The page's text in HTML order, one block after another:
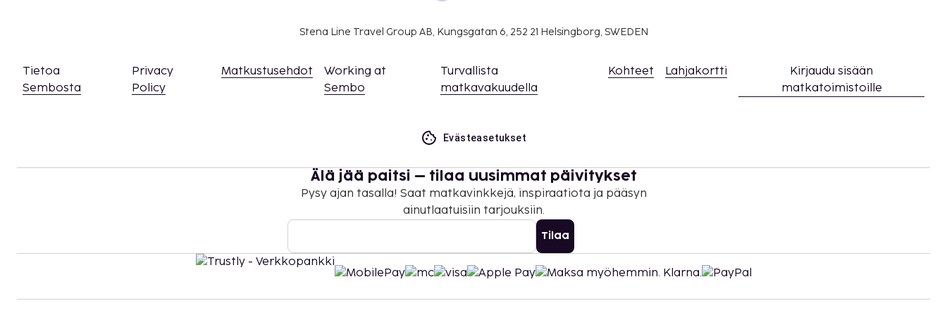
tuomioistuimen lupa. Henkilöiden, jotka aikovat matkustaa lapsen
matkaa saadakseen lisäohjeita.
Yksi korkeintaan 5 vuotta vanha lapsi voi majoittua ilmaiseksi, kun hän
käyttää vanhemman tai huoltajan huoneessa olevia sänkyjä.
Stena Line Travel Group AB, Kungsgatan 6, 252 21 Helsingborg, SWEDEN
Tietoa
Sembosta
Privacy
Policy
Matkustusehdot
Working at
Sembo
Turvallista
matkavakuudella
Kohteet Lahjakortti
Kirjaudu sisään
matkatoimistoille
Evästeasetukset
Älä jää paitsi – tilaa uusimmat päivitykset
Pysy ajan tasalla! Saat matkavinkkejä, inspiraatiota ja pääsyn
ainutlaatuisiin tarjouksiin.
Tilaa